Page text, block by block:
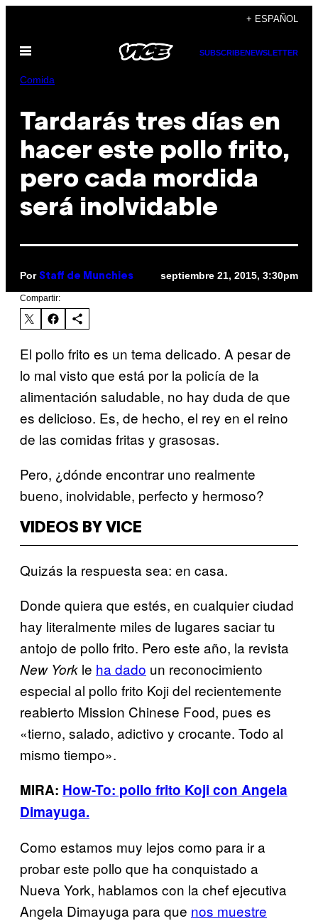
contenido
+ ESPAÑOL
Abrir
SUBSCRIBENEWSLETTER
Comida
Tardarás tres días en
hacer este pollo frito,
pero cada mordida
será inolvidable
Por Staff de Munchies septiembre 21, 2015, 3:30pm
Compartir:
El pollo frito es un tema delicado. A pesar de
lo mal visto que está por la policía de la
alimentación saludable, no hay duda de que
es delicioso. Es, de hecho, el rey en el reino
de las comidas fritas y grasosas.
Pero, ¿dónde encontrar uno realmente
bueno, inolvidable, perfecto y hermoso?
VIDEOS BY VICE
Quizás la respuesta sea: en casa.
Donde quiera que estés, en cualquier ciudad
hay literalmente miles de lugares saciar tu
antojo de pollo frito. Pero este año, la revista
New York le ha dado un reconocimiento
especial al pollo frito Koji del recientemente
reabierto Mission Chinese Food, pues es
«tierno, salado, adictivo y crocante. Todo al
mismo tiempo».
MIRA: How-To: pollo frito Koji con Angela
Dimayuga.
Como estamos muy lejos como para ir a
probar este pollo que ha conquistado a
Nueva York, hablamos con la chef ejecutiva
Angela Dimayuga para que nos muestre